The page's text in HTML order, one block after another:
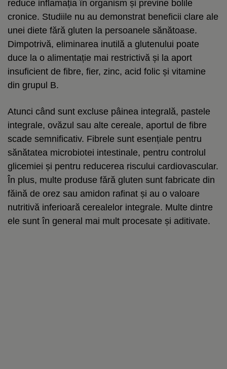
reduce inflamația în organism și previne bolile
cronice. Studiile nu au demonstrat beneficii clare ale
unei diete fără gluten la persoanele sănătoase.
Dimpotrivă, eliminarea inutilă a glutenului poate
duce la o alimentație mai restrictivă și la aport
insuficient de fibre, fier, zinc, acid folic și vitamine
din grupul B.
Atunci când sunt excluse pâinea integrală, pastele
integrale, ovăzul sau alte cereale, aportul de fibre
scade semnificativ. Fibrele sunt esențiale pentru
sănătatea microbiotei intestinale, pentru controlul
glicemiei și pentru reducerea riscului cardiovascular.
În plus, multe produse fără gluten sunt fabricate din
făină de orez sau amidon rafinat și au o valoare
nutritivă inferioară cerealelor integrale. Multe dintre
ele sunt în general mai mult procesate și aditivate.